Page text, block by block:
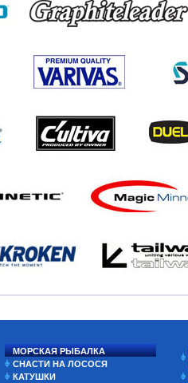
МОРСКАЯ РЫБАЛКА
СНАСТИ НА ЛОСОСЯ
КАТУШКИ